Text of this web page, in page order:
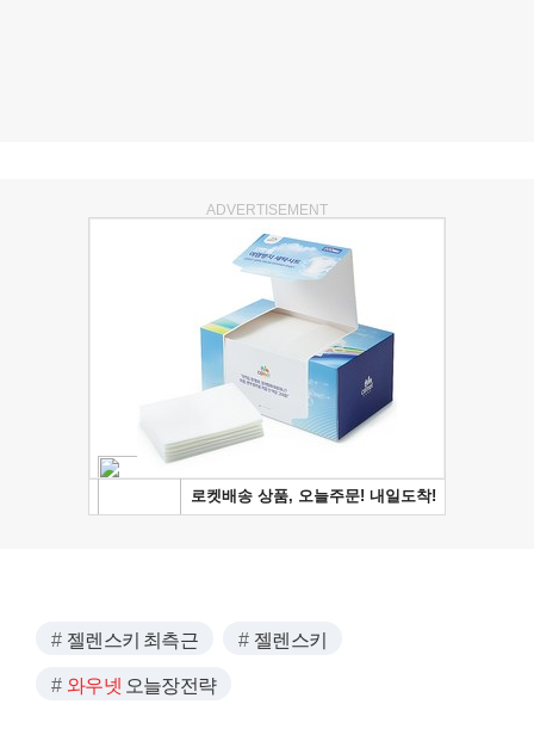
ADVERTISEMENT
젤렌스키 최측근 젤렌스키
와우넷 오늘장전략